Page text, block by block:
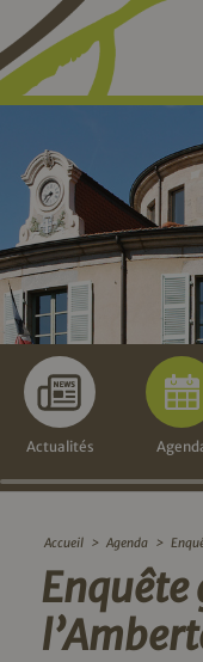
Actualités
Accueil > Agenda >
Enquête